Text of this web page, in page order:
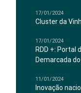
17/01/2024
Cluster da
17/01/2024
RDD +: Portal
Demarcada
11/01/2024
Inovação